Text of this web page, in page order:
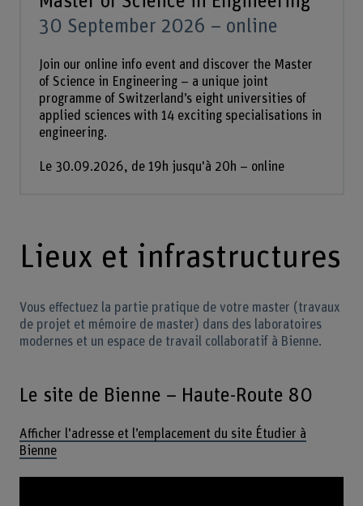
30 September 2026 – online
Join our online info event and discover the Master
of Science in Engineering – a unique joint
programme of Switzerland’s eight universities of
applied sciences with 14 exciting specialisations in
engineering.
Le 30.09.2026, de 19h jusqu'à 20h – online
Lieux et infrastructures
Vous effectuez la partie pratique de votre master (travaux
de projet et mémoire de master) dans des laboratoires
modernes et un espace de travail collaboratif à Bienne.
Le site de Bienne – Haute-Route 80
Afficher l’adresse et l’emplacement du site Étudier à
Bienne